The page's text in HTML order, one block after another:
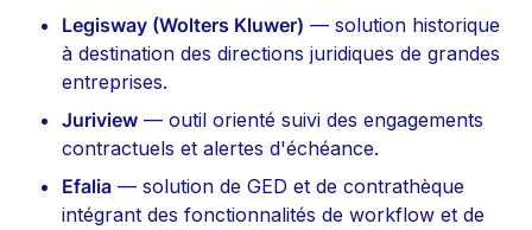
Legisway (Wolters Kluwer) — solution historique
à destination des directions juridiques de grandes
entreprises.
Juriview — outil orienté suivi des engagements
contractuels et alertes d'échéance.
Efalia — solution de GED et de contrathèque
intégrant des fonctionnalités de workflow et de